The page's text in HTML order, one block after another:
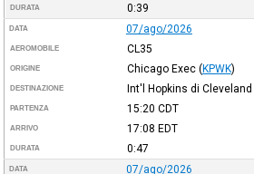
DURATA 0:39
DATA 07/ago/2026
AEROMOBILE CL35
ORIGINE Chicago Exec (KPWK)
DESTINAZIONE Int'l Hopkins di Cleveland
PARTENZA 15:20 CDT
ARRIVO 17:08 EDT
DURATA 0:47
DATA 07/ago/2026